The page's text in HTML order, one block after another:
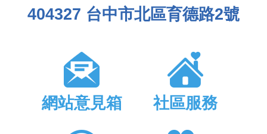
404327 台中市北區育德路2號
網站意見箱 社區服務